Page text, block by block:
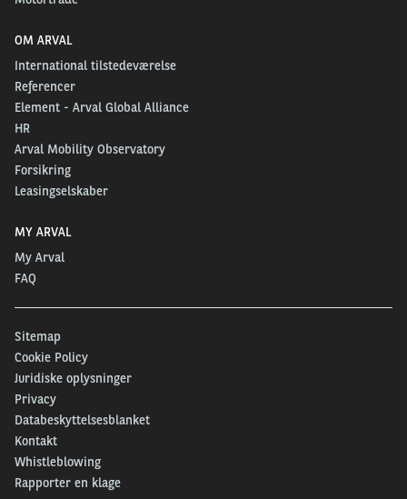
OM ARVAL
International tilstedeværelse
Referencer
Element - Arval Global Alliance
HR
Arval Mobility Observatory
Forsikring
Leasingselskaber
MY ARVAL
My Arval
FAQ
Sitemap
Cookie Policy
Juridiske oplysninger
Privacy
Databeskyttelsesblanket
Kontakt
Whistleblowing
Rapporter en klage